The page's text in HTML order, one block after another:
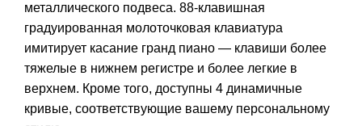
металлического подвеса. 88-клавишная
градуированная молоточковая клавиатура
имитирует касание гранд пиано — клавиши более
тяжелые в нижнем регистре и более легкие в
верхнем. Кроме того, доступны 4 динамичные
кривые, соответствующие вашему персональному